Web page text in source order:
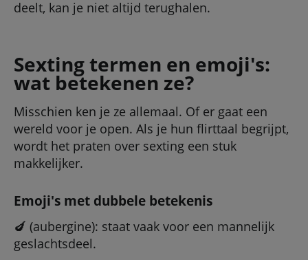
deelt, kan je niet altijd terughalen.
Sexting termen en emoji's:
wat betekenen ze?
Misschien ken je ze allemaal. Of er gaat een
wereld voor je open. Als je hun flirttaal begrijpt,
wordt het praten over sexting een stuk
makkelijker.
Emoji's met dubbele betekenis
🍆 (aubergine): staat vaak voor een mannelijk
geslachtsdeel.